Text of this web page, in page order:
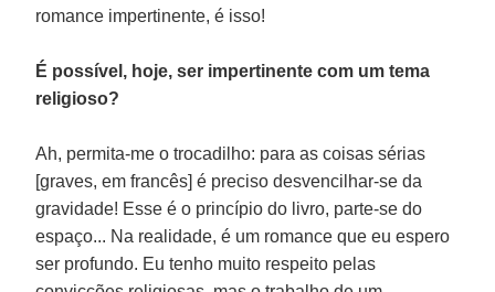
romance impertinente, é isso!
É possível, hoje, ser impertinente com um tema
religioso?
Ah, permita-me o trocadilho: para as coisas sérias
[graves, em francês] é preciso desvencilhar-se da
gravidade! Esse é o princípio do livro, parte-se do
espaço... Na realidade, é um romance que eu espero
ser profundo. Eu tenho muito respeito pelas